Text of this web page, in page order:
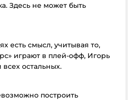
Здесь не может быть
есть смысл, учитывая то,
играют в плей-офф, Игорь
остальных.
построить